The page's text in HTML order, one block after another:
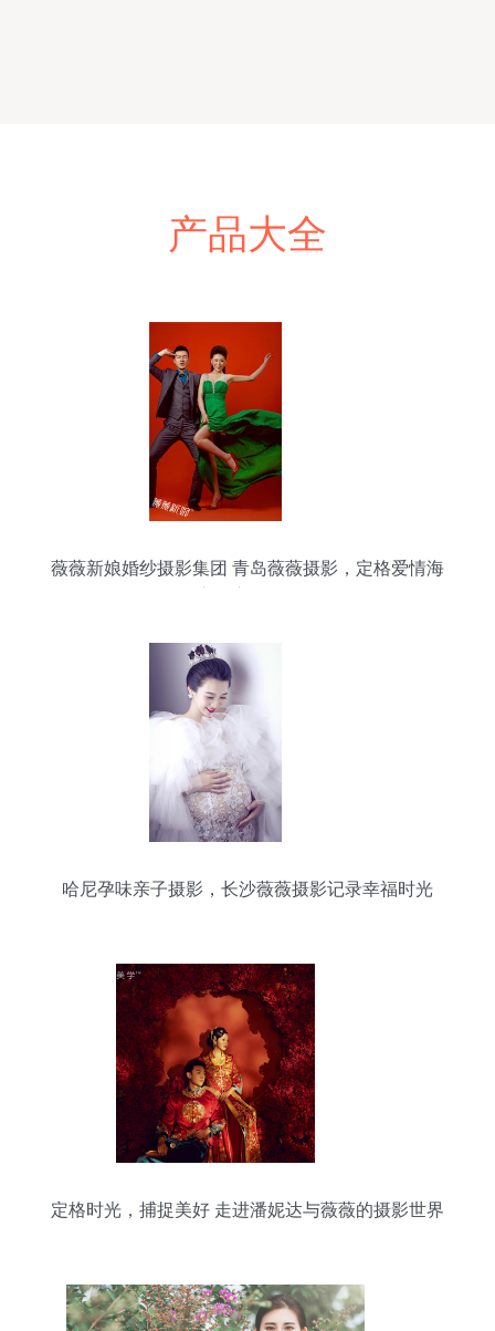
产品大全
薇薇新娘婚纱摄影集团 青岛薇薇摄影，定格爱情海
哈尼孕味亲子摄影，长沙薇薇摄影记录幸福时光
定格时光，捕捉美好 走进潘妮达与薇薇的摄影世界